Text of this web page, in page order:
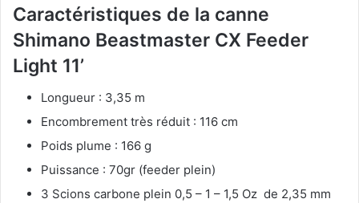
Caractéristiques de la canne
Shimano Beastmaster CX Feeder
Light 11’
Longueur : 3,35 m
Encombrement très réduit : 116 cm
Poids plume : 166 g
Puissance : 70gr (feeder plein)
3 Scions carbone plein 0,5 – 1 – 1,5 Oz de 2,35 mm